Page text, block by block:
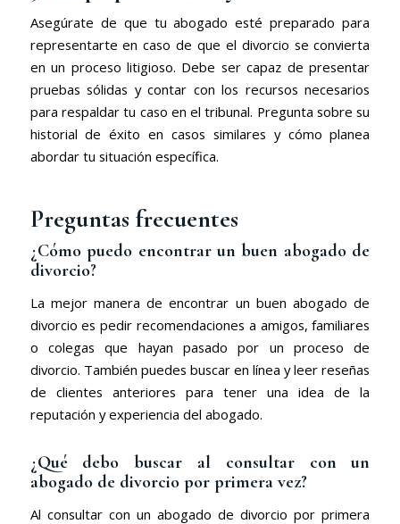
Asegúrate de que tu abogado esté preparado para
representarte en caso de que el divorcio se convierta
en un proceso litigioso. Debe ser capaz de presentar
pruebas sólidas y contar con los recursos necesarios
para respaldar tu caso en el tribunal. Pregunta sobre su
historial de éxito en casos similares y cómo planea
abordar tu situación específica.
Preguntas frecuentes
¿Cómo puedo encontrar un buen abogado de
divorcio?
La mejor manera de encontrar un buen abogado de
divorcio es pedir recomendaciones a amigos, familiares
o colegas que hayan pasado por un proceso de
divorcio. También puedes buscar en línea y leer reseñas
de clientes anteriores para tener una idea de la
reputación y experiencia del abogado.
¿Qué debo buscar al consultar con un
abogado de divorcio por primera vez?
Al consultar con un abogado de divorcio por primera